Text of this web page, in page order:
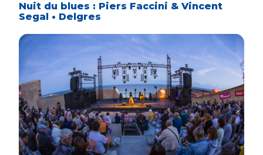
Nuit du blues : Piers Faccini & Vincent
Segal • Delgres
Previous Next